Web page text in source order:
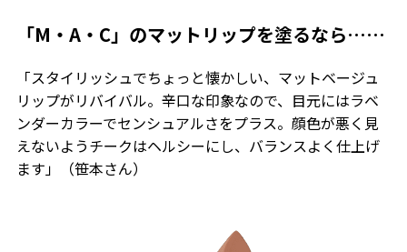
「M・A・C」のマットリップを塗るなら……
「スタイリッシュでちょっと懐かしい、マットベージュ
リップがリバイバル。辛口な印象なので、目元にはラベ
ンダーカラーでセンシュアルさをプラス。顔色が悪く見
えないようチークはヘルシーにし、バランスよく仕上げ
ます」（笹本さん）